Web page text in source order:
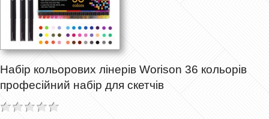
Набір кольорових лінерів Worison 36 кольорів
професійний набір для скетчів